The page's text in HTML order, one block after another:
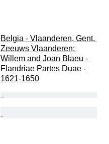
Belgia - Vlaanderen, Gent,
Zeeuws Vlaanderen;
Willem and Joan Blaeu -
Flandriae Partes Duae -
1621-1650